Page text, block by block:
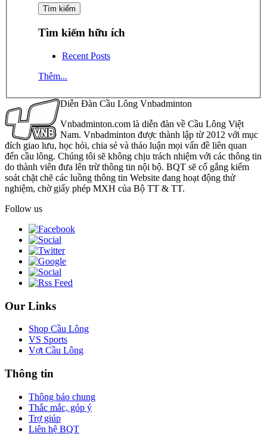
Tìm kiếm hữu ích
Recent Posts
Thêm...
Diễn Đàn Cầu Lông Vnbadminton
Vnbadminton.com là diễn đàn về Cầu Lông Việt
Nam. Vnbadminton được thành lập từ 2012 với mục
đích giao lưu, học hỏi, chia sẻ và thảo luận mọi vấn đề liên quan
đến cầu lông. Chúng tôi sẽ không chịu trách nhiệm với các thông tin
do thành viên đưa lên trừ thông tin nội bộ. BQT sẽ cố gắng kiểm
soát chặt chẽ các luồng thông tin Website đang hoạt động thử
nghiệm, chờ giấy phép MXH của Bộ TT & TT.
Follow us
Our Links
Shop Cầu Lông
VS Sports
Vợt Cầu Lông
Thông tin
Thông báo chung
Thắc mắc, góp ý
Trợ giúp
Liên hệ BQT